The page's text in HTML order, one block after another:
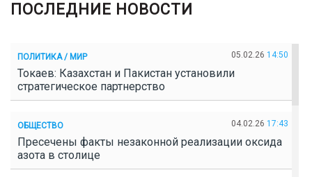
ПОСЛЕДНИЕ НОВОСТИ
ПОЛИТИКА / МИР 05.02.26 14:50
Токаев: Казахстан и Пакистан установили
стратегическое партнерство
ОБЩЕСТВО 04.02.26 17:43
Пресечены факты незаконной реализации оксида
азота в столице